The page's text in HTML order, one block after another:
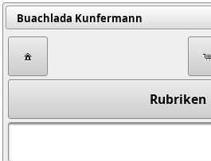
Buachlada Kunfermann
Rubriken